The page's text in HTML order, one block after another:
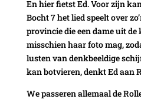
En hier fietst Ed. Voor zijn
Bocht 7 het lied speelt over
provincie die een dame uit
misschien haar foto mag,
lusten van denkbeeldige
kan botvieren, denkt Ed aan
We passeren allemaal de